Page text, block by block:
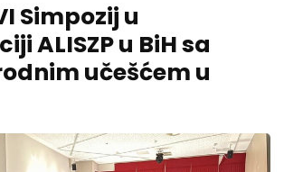
Simpozij u
ALISZP u BiH sa
učešćem u